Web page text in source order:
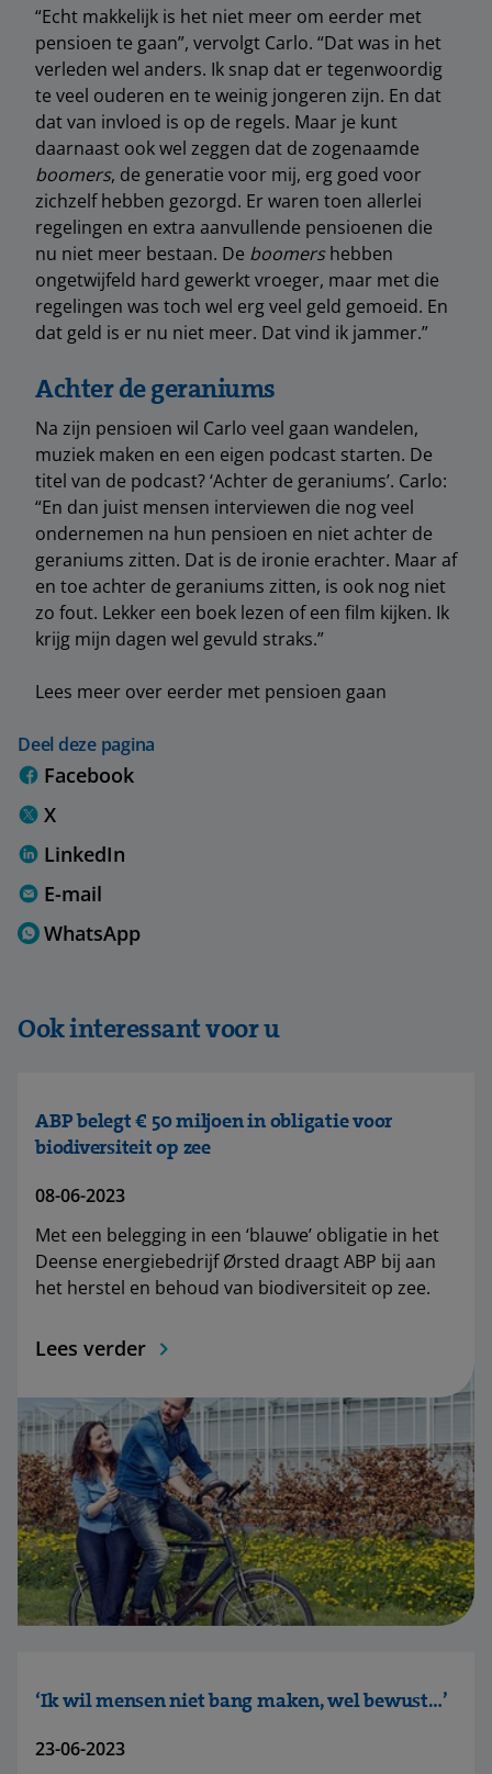
“Echt makkelijk is het niet meer om eerder met
pensioen te gaan”, vervolgt Carlo. “Dat was in het
verleden wel anders. Ik snap dat er tegenwoordig
te veel ouderen en te weinig jongeren zijn. En dat
dat van invloed is op de regels. Maar je kunt
daarnaast ook wel zeggen dat de zogenaamde
boomers, de generatie voor mij, erg goed voor
zichzelf hebben gezorgd. Er waren toen allerlei
regelingen en extra aanvullende pensioenen die
nu niet meer bestaan. De boomershebben
ongetwijfeld hard gewerkt vroeger, maar met die
regelingen was toch wel erg veel geld gemoeid. En
dat geld is er nu niet meer. Dat vind ik jammer.”
Achter de geraniums
Na zijn pensioen wil Carlo veel gaan wandelen,
muziek maken en een eigen podcast starten. De
titel van de podcast? ‘Achter de geraniums’. Carlo:
“En dan juist mensen interviewen die nog veel
ondernemen na hun pensioen en niet achter de
geraniums zitten. Dat is de ironie erachter. Maar af
en toe achter de geraniums zitten, is ook nog niet
zo fout. Lekker een boek lezen of een film kijken. Ik
krijg mijn dagen wel gevuld straks.”
Lees meer over eerder met pensioen gaan
Deel deze pagina
Facebook
X
LinkedIn
E-mail
WhatsApp
Ook interessant voor u
ABP belegt € 50 miljoen in obligatie voor
biodiversiteit op zee
08-06-2023
Met een belegging in een ‘blauwe’ obligatie in het
Deense energiebedrijf Ørsted draagt ABP bij aan
het herstel en behoud van biodiversiteit op zee.
Lees verder
‘Ik wil mensen niet bang maken, wel bewust…’
23-06-2023